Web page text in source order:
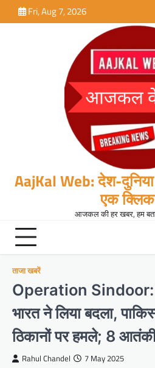
to
Fri, Aug 7, 2026
AajKal Web: देश-
एक
आजकल की हर खबर, हम
ताजा खबरें
Operation Sindoor:
भारत ने लिया बदला,
ठिकानों पर हमले; 8
Rahul Chandel 7 May 2025